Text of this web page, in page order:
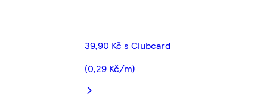
39,90 Kč s Clubcard
(0,29 Kč/m)